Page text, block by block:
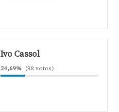
Ivo Cassol
24,69% (98 votos)